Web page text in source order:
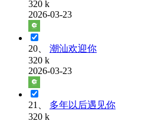
320 k
2026-03-23
20、
潮汕欢迎你
320 k
2026-03-23
21、
多年以后遇见你
320 k